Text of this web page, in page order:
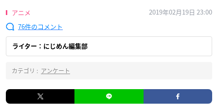
アニメ
2019年02月19日 23:00
76
ライター：にじめん編集部
カテゴリ : アンケート